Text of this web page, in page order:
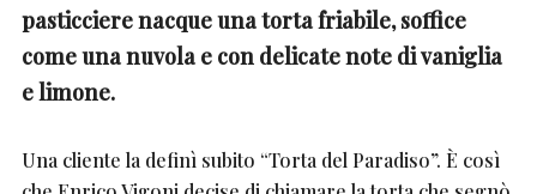
pasticciere nacque una torta friabile, soffice
come una nuvola e con delicate note di vaniglia
e limone.
Una cliente la definì subito “Torta del Paradiso”. È così